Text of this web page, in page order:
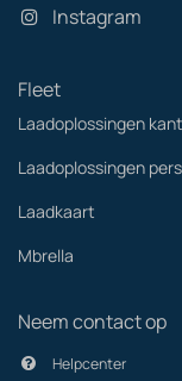
Instagram
Fleet
Laadoplossingen
Laadoplossingen
Laadkaart
Mbrella
Neem contact op
Helpcenter